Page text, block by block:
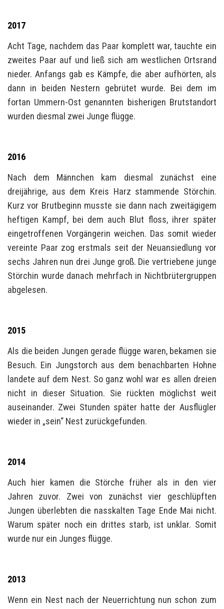
2017
Acht Tage, nachdem das Paar komplett war, tauchte ein
zweites Paar auf und ließ sich am westlichen Ortsrand
nieder. Anfangs gab es Kämpfe, die aber aufhörten, als
dann in beiden Nestern gebrütet wurde. Bei dem im
fortan Ummern-Ost genannten bisherigen Brutstandort
wurden diesmal zwei Junge flügge.
2016
Nach dem Männchen kam diesmal zunächst eine
dreijährige, aus dem Kreis Harz stammende Störchin.
Kurz vor Brutbeginn musste sie dann nach zweitägigem
heftigen Kampf, bei dem auch Blut floss, ihrer später
eingetroffenen Vorgängerin weichen. Das somit wieder
vereinte Paar zog erstmals seit der Neuansiedlung vor
sechs Jahren nun drei Junge groß. Die vertriebene junge
Störchin wurde danach mehrfach in Nichtbrütergruppen
abgelesen.
2015
Als die beiden Jungen gerade flügge waren, bekamen sie
Besuch. Ein Jungstorch aus dem benachbarten Hohne
landete auf dem Nest. So ganz wohl war es allen dreien
nicht in dieser Situation. Sie rückten möglichst weit
auseinander. Zwei Stunden später hatte der Ausflügler
wieder in „sein“ Nest zurückgefunden.
2014
Auch hier kamen die Störche früher als in den vier
Jahren zuvor. Zwei von zunächst vier geschlüpften
Jungen überlebten die nasskalten Tage Ende Mai nicht.
Warum später noch ein drittes starb, ist unklar. Somit
wurde nur ein Junges flügge.
2013
Wenn ein Nest nach der Neuerrichtung nun schon zum